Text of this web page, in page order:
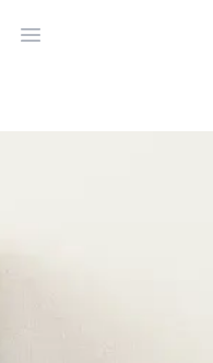
Open main menu